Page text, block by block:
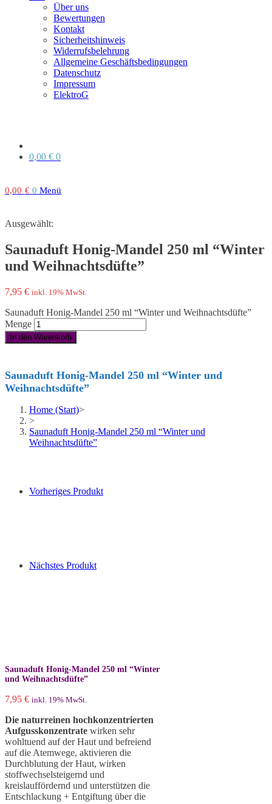
Über uns
Bewertungen
Kontakt
Sicherheitshinweis
Widerrufsbelehrung
Allgemeine Geschäftsbedingungen
Datenschutz
Impressum
ElektroG
0,00 € 0
0,00 € 0 Menü
Ausgewählt:
Saunaduft Honig-Mandel 250 ml “Winter
und Weihnachtsdüfte”
7,95 € inkl. 19% MwSt.
Saunaduft Honig-Mandel 250 ml “Winter und Weihnachtsdüfte”
Menge
In den Warenkorb
Saunaduft Honig-Mandel 250 ml “Winter und
Weihnachtsdüfte”
Home (Start)>
>
Saunaduft Honig-Mandel 250 ml “Winter und
Weihnachtsdüfte”
Vorheriges Produkt
Nächstes Produkt
Saunaduft Honig-Mandel 250 ml “Winter
und Weihnachtsdüfte”
7,95 € inkl. 19% MwSt.
Die naturreinen hochkonzentrierten
Aufgusskonzentrate wirken sehr
wohltuend auf der Haut und befreiend
auf die Atemwege, aktivieren die
Durchblutung der Haut, wirken
stoffwechselsteigernd und
kreislauffördernd und unterstützen die
Entschlackung + Entgiftung über die